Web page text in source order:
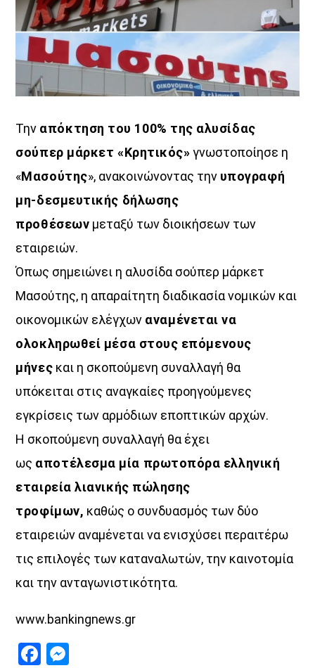
ΜΟΥΣΙΚΗ
η μουσική παίρνει τον λόγο.
Ο Aegean Voice 107.5 συνεχίζει να σας κρατά συντροφιά
με αγαπημένες επιτυχίες, ξεχωριστές μελωδίες
Χαλαρώστε, ταξιδέψτε, ανεβάστε ένταση
και μείνετε συντονισμένοι στη συχνότητα
που έχει πάντα κάτι όμορφο να ακουστεί.
Aegean Voice 107.5 τον ραδιοφωνικό σταθμό της
Ένωσης Αγροτικών Συναιτερισμών Νάξου
Discover More
Κοιμάστε με άλλους, ξυπνάτε μαζί μου
Την απόκτηση του 100% της αλυσίδας
σούπερ μάρκετ «Κρητικός»γνωστοποίησε η
«Μασούτης», ανακοινώνοντας την υπογραφή
μη-δεσμευτικής δήλωσης
προθέσεων μεταξύ των διοικήσεων των
εταιρειών.
Όπως σημειώνει η αλυσίδα σούπερ μάρκετ
Μασούτης, η απαραίτητη διαδικασία νομικών και
οικονομικών ελέγχων αναμένεται να
ολοκληρωθεί μέσα στους επόμενους
μήνες και η σκοπούμενη συναλλαγή θα
υπόκειται στις αναγκαίες προηγούμενες
εγκρίσεις των αρμόδιων εποπτικών αρχών.
Η σκοπούμενη συναλλαγή θα έχει
ως αποτέλεσμα μία πρωτοπόρα ελληνική
εταιρεία λιανικής πώλησης
τροφίμων, καθώς ο συνδυασμός των δύο
εταιρειών αναμένεται να ενισχύσει περαιτέρω
τις επιλογές των καταναλωτών, την καινοτομία
και την ανταγωνιστικότητα.
www.bankingnews.gr
Facebook